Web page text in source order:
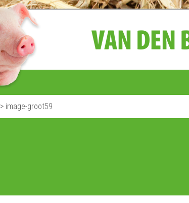
> image-groot59